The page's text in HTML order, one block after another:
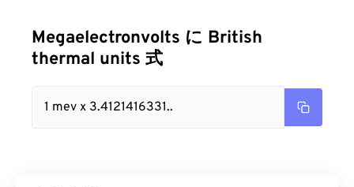
Megaelectronvolts に British
thermal units 式
1 mev x 3.4121416331..